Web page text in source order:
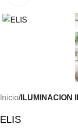
Inicio ILUMINACION
ELIS